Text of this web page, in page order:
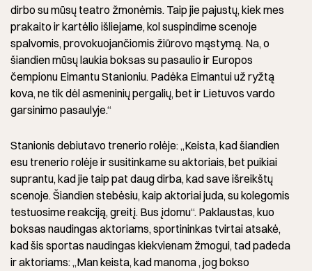
dirbo su mūsų teatro žmonėmis. Taip jie pajustų, kiek mes
prakaito ir kartėlio išliejame, kol suspindime scenoje
spalvomis, provokuojančiomis žiūrovo mąstymą. Na, o
šiandien mūsų laukia boksas su pasaulio ir Europos
čempionu Eimantu Stanioniu. Padėka Eimantui už ryžtą
kova, ne tik dėl asmeninių pergalių, bet ir Lietuvos vardo
garsinimo pasaulyje.“
Stanionis debiutavo trenerio rolėje: „Keista, kad šiandien
esu trenerio rolėje ir susitinkame su aktoriais, bet puikiai
suprantu, kad jie taip pat daug dirba, kad save išreikštų
scenoje. Šiandien stebėsiu, kaip aktoriai juda, su kolegomis
testuosime reakciją, greitį. Bus įdomu“. Paklaustas, kuo
boksas naudingas aktoriams, sportininkas tvirtai atsakė,
kad šis sportas naudingas kiekvienam žmogui, tad padeda
ir aktoriams: „Man keista, kad manoma , jog bokso